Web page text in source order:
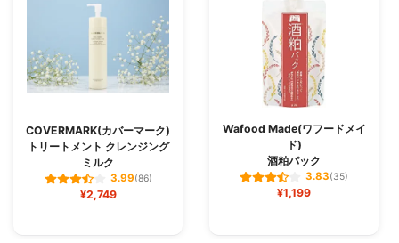
COVERMARK(カバーマーク)
トリートメント クレンジング
ミルク
3.99(86)
¥2,749
Wafood Made(ワフードメイ
ド)
酒粕パック
3.83(35)
¥1,199